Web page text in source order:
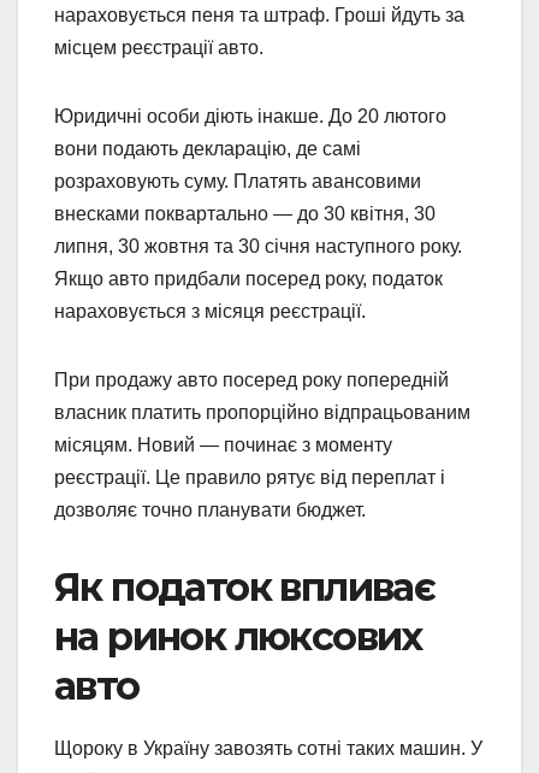
нараховується пеня та штраф. Гроші йдуть за
місцем реєстрації авто.
Юридичні особи діють інакше. До 20 лютого
вони подають декларацію, де самі
розраховують суму. Платять авансовими
внесками поквартально — до 30 квітня, 30
липня, 30 жовтня та 30 січня наступного року.
Якщо авто придбали посеред року, податок
нараховується з місяця реєстрації.
При продажу авто посеред року попередній
власник платить пропорційно відпрацьованим
місяцям. Новий — починає з моменту
реєстрації. Це правило рятує від переплат і
дозволяє точно планувати бюджет.
Як податок впливає
на ринок люксових
авто
Щороку в Україну завозять сотні таких машин. У